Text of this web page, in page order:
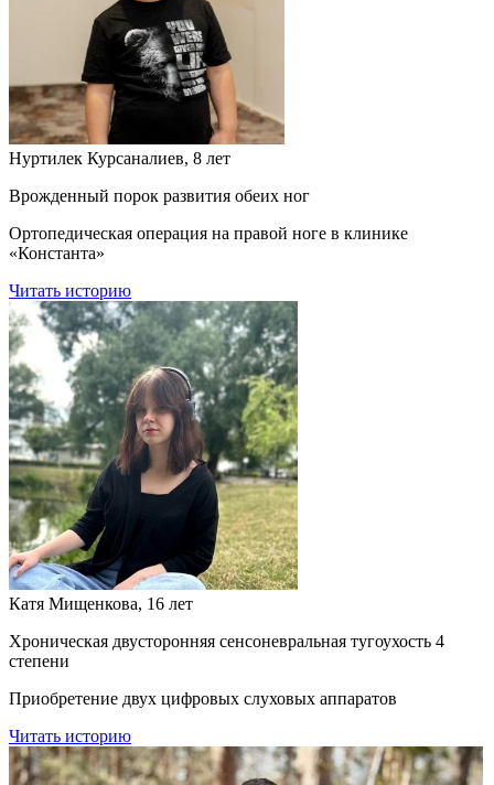
Нуртилек Курсаналиев, 8 лет
Врожденный порок развития обеих ног
Ортопедическая операция на правой ноге в клинике
«Константа»
Читать историю
Катя Мищенкова, 16 лет
Хроническая двусторонняя сенсоневральная тугоухость 4
степени
Приобретение двух цифровых слуховых аппаратов
Читать историю